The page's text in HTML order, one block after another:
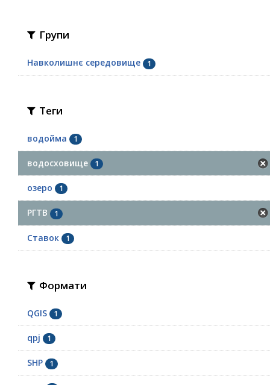
Групи
Навколишнє середовище 1
Теги
водойма 1
водосховище 1
озеро 1
РГТВ 1
Ставок 1
Формати
QGIS 1
qpj 1
SHP 1